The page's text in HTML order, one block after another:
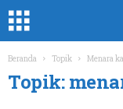
Beranda Topik Menara
Topik: